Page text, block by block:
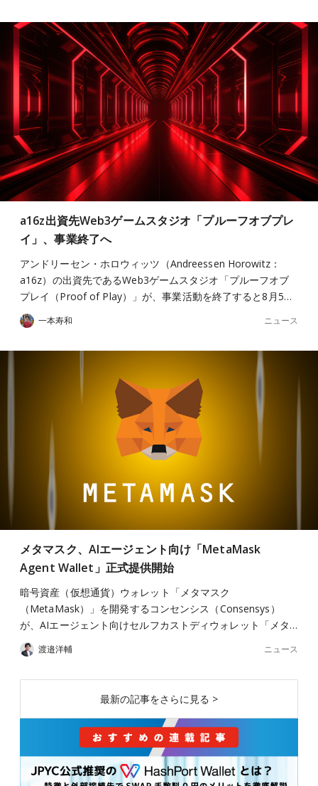
a16z出資先Web3ゲームスタジオ「プルーフオブプレ
イ」、事業終了へ
アンドリーセン・ホロウィッツ（Andreessen Horowitz：
a16z）の出資先であるWeb3ゲームスタジオ「プルーフオブ
プレイ（Proof of Play）」が、事業活動を終了すると8月5…
一本寿和 ニュース
メタマスク、AIエージェント向け「MetaMask
Agent Wallet」正式提供開始
暗号資産（仮想通貨）ウォレット「メタマスク
（MetaMask）」を開発するコンセンシス（Consensys）
が、AIエージェント向けセルフカストディウォレット「メタ…
渡邉洋輔 ニュース
最新の記事をさらに見る >